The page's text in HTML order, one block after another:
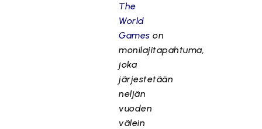
The
World
Games on
monilajitapahtuma,
joka
järjestetään
neljän
vuoden
välein